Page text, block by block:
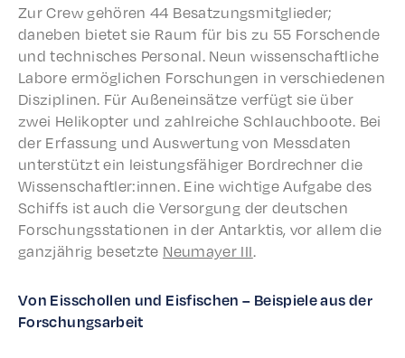
Zur Crew gehören 44 Besatzungsmit­glieder;
daneben bietet sie Raum für bis zu 55 Forschende
und tech­nis­ches Person­al. Neun wissenschaftliche
Labore ermöglichen Forschun­gen in verschiede­nen
Diszi­plinen. Für Außenein­sätze verfügt sie über
zwei Helikopter und zahlre­iche Schlauch­boote. Bei
der Erfas­sung und Auswer­tung von Mess­dat­en
unter­stützt ein leis­tungs­fähiger Bordrech­n­er die
Wissenschaftler:innen. Eine wichtige Aufgabe des
Schiffs ist auch die Versorgung der deutschen
Forschungssta­tio­nen in der Antark­tis, vor allem die
ganzjährig beset­zte Neumay­er III.
Von Eiss­chollen und Eisfis­chen – Beispiele aus der
Forschungsarbeit